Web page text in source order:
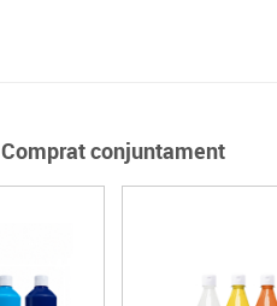
Comprat conjuntament